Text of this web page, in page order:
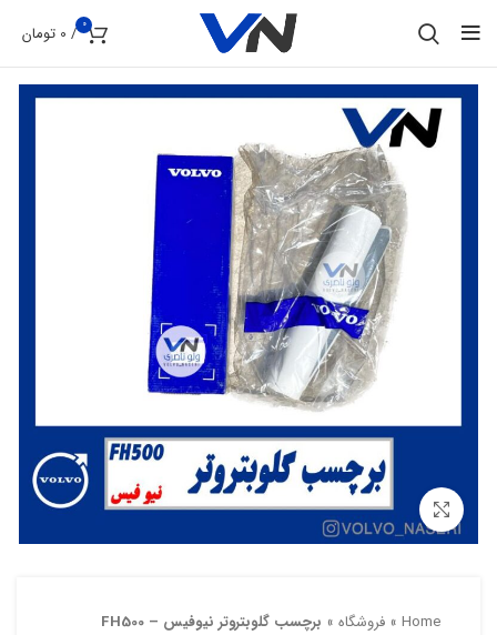
0
/
0 تومان
بزرگنمایی تصویر
Home
» فروشگاه » برچسب گلوبتروتر نیوفیس – FH500